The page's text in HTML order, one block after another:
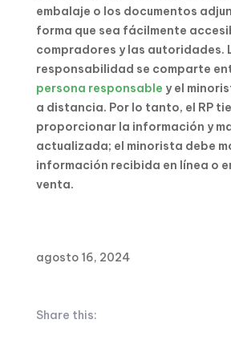
embalaje o los documentos
forma que sea fácilmente
compradores y las autoridades.
responsabilidad se comparte
persona responsable y el
a distancia. Por lo tanto, el RP
proporcionar la información y
actualizada; el minorista debe
información recibida en línea o
venta.
agosto 16, 2024
Share this: